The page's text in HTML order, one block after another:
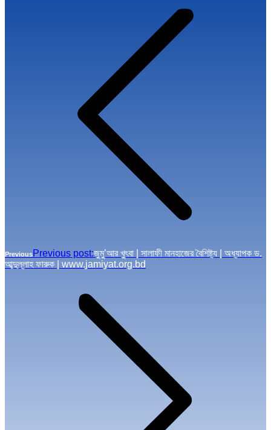
PreviousPrevious post:জুমু’আর খুৎবা | সালাফী মানহাজের বৈশিষ্ট্য | অধ্যাপক ড.
আব্দুল্লাহ ফারুক | www.jamiyat.org.bd